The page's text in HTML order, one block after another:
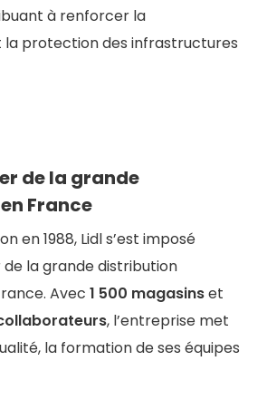
à renforcer la
protection des infrastructures
de la grande
France
en 1988, Lidl s’est imposé
la grande distribution
Avec 1 500 magasinset
, l’entreprise met
la formation de ses équipes